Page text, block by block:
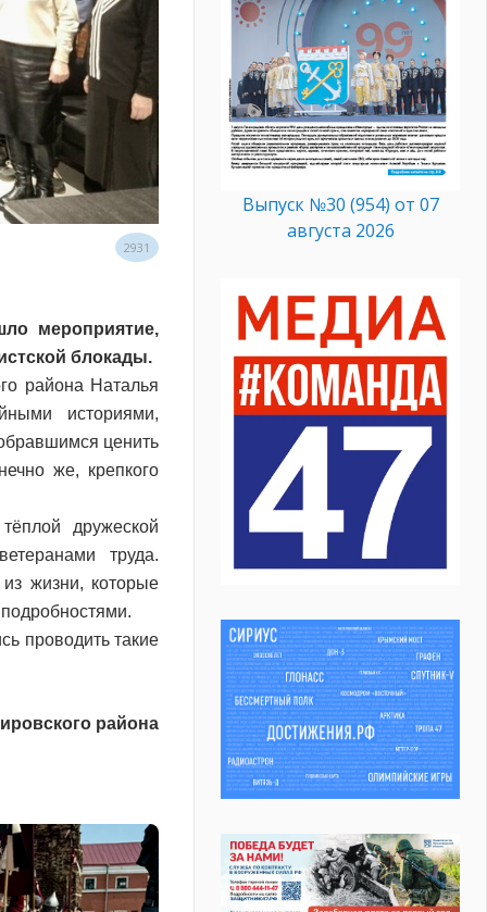
2931
мероприятие,
блокады.
района Наталья
историями,
ценить
же, крепкого
дружеской
труда.
жизни, которые
проводить такие
района
Выпуск №30 (954) от 07
августа 2026